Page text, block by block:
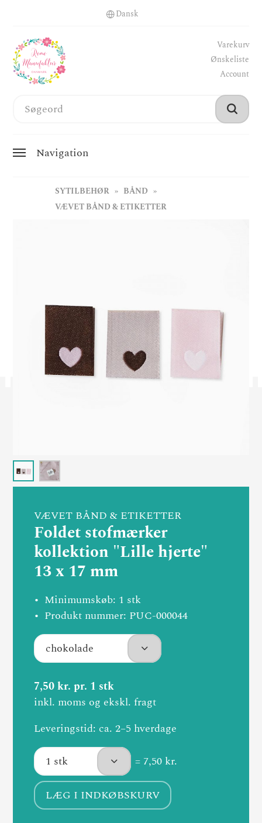
Varekurv
Ønskeliste
Account
Navigation
SYTILBEHØR
BÅND
VÆVET BÅND & ETIKETTER
VÆVET BÅND & ETIKETTER
Foldet stofmærker
kollektion "Lille hjerte"
13 x 17 mm
Minimumskøb: 1 stk
Produkt nummer: PUC-000044
7,50 kr. pr. 1 stk
inkl. moms og ekskl. fragt
Leveringstid: ca. 2–5 hverdage
= 7,50 kr.
LÆG I INDKØBSKURV